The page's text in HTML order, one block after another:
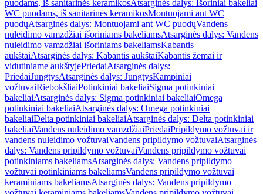
puodams, iš sanitarinės keramikosAtsarginės dalys: Išoriniai bakeliai
WC puodams, iš sanitarinės keramikosMontuojami ant WC
puodųAtsarginės dalys: Montuojami ant WC puodųVandens
nuleidimo vamzdžiai išoriniams bakeliamsAtsarginės dalys: Vandens
nuleidimo vamzdžiai išoriniams bakeliamsKabantis
aukštaiAtsarginės dalys: Kabantis aukštaiKabantis žemai ir
vidutiniame aukštyjePriedaiAtsarginės dalys:
PriedaiJungtysAtsarginės dalys: JungtysKampiniai
vožtuvaiRiebokšliaiPotinkiniai bakeliaiSigma potinkiniai
bakeliaiAtsarginės dalys: Sigma potinkiniai bakeliaiOmega
potinkiniai bakeliaiAtsarginės dalys: Omega potinkiniai
bakeliaiDelta potinkiniai bakeliaiAtsarginės dalys: Delta potinkiniai
bakeliaiVandens nuleidimo vamzdžiaiPriedaiPripildymo vožtuvai ir
vandens nuleidimo vožtuvaiVandens pripildymo vožtuvaiAtsarginės
dalys: Vandens pripildymo vožtuvaiVandens pripildymo vožtuvai
potinkiniams bakeliamsAtsarginės dalys: Vandens pripildymo
vožtuvai potinkiniams bakeliamsVandens pripildymo vožtuvai
keraminiams bakeliamsAtsarginės dalys: Vandens pripildymo